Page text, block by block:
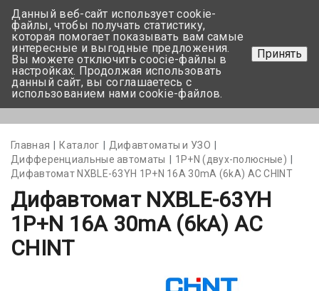
+375 17-350-99-56
+375 44-752-82-08
Задать вопрос
Главная Каталог
Дифавтоматы и УЗО
Дифференциальные автоматы
1Р+N (двух-полюсные)
Дифавтомат NXBLE-63YH 1P+N 16А 30mA (6kA) АС CHINT
Дифавтомат NXBLE-63YH
1P+N 16А 30mA (6kA) АС
CHINT
Данный веб-сайт использует cookie-
файлы, чтобы получать статистику,
которая помогает показывать вам самые
интересные и выгодные предложения.
Вы можете отключить coocie-файлы в
настройках. Продолжая использовать
данный сайт, вы соглашаетесь с
использованием нами cookie-файлов.
Принять